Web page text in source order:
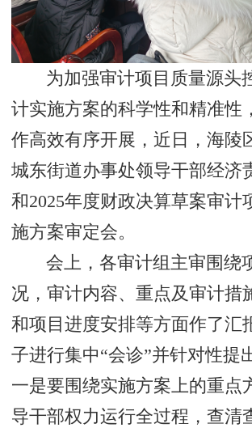
为加强审计项目质量源头
计实施方案的科学性和精准性
作高效有序开展，近日，海陵
城东街道办事处领导干部经济
和2025年度财政决算草案审计
施方案审定会。
会上，各审计组主审围绕
况，审计内容、重点及审计措
和项目进度安排等方面作了汇
子进行集中“会诊”并针对性提
一是要围绕实施方案上的重点
导干部权力运行全过程，查清